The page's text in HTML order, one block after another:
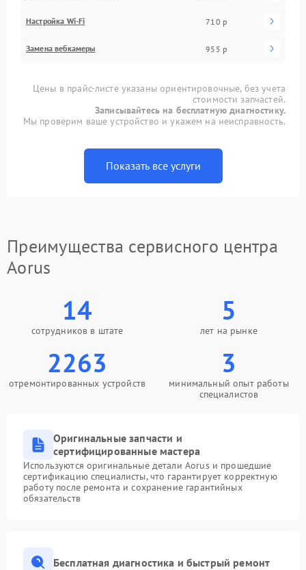
Настройка Wi-Fi 710 р
Замена вебкамеры 955 р
Цены в прайс-листе указаны ориентировочные, без учета
стоимости запчастей.
Записывайтесь на бесплатную диагностику.
Мы проверим ваше устройство и укажем на неисправность.
Показать все услуги
Преимущества сервисного центра
Aorus
14
сотрудников в штате
5
лет на рынке
2263
отремонтированных устройств
3
минимальный опыт работы
специалистов
Оригинальные запчасти и
сертифицированные мастера
Используются оригинальные детали Aorus и прошедшие
сертификацию специалисты, что гарантирует корректную
работу после ремонта и сохранение гарантийных
обязательств
Бесплатная диагностика и быстрый ремонт